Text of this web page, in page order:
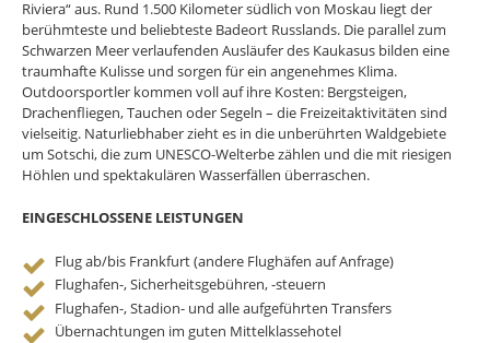
Riviera“ aus. Rund 1.500 Kilometer südlich von Moskau liegt der
berühmteste und beliebteste Badeort Russlands. Die parallel zum
Schwarzen Meer verlaufenden Ausläufer des Kaukasus bilden eine
traumhafte Kulisse und sorgen für ein angenehmes Klima.
Outdoorsportler kommen voll auf ihre Kosten: Bergsteigen,
Drachenfliegen, Tauchen oder Segeln – die Freizeitaktivitäten sind
vielseitig. Naturliebhaber zieht es in die unberührten Waldgebiete
um Sotschi, die zum UNESCO-Welterbe zählen und die mit riesigen
Höhlen und spektakulären Wasserfällen überraschen.
EINGESCHLOSSENE LEISTUNGEN
Flug ab/bis Frankfurt (andere Flughäfen auf Anfrage)
Flughafen-, Sicherheitsgebühren, -steuern
Flughafen-, Stadion- und alle aufgeführten Transfers
Übernachtungen im guten Mittelklassehotel